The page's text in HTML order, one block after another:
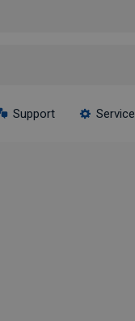
Support Service